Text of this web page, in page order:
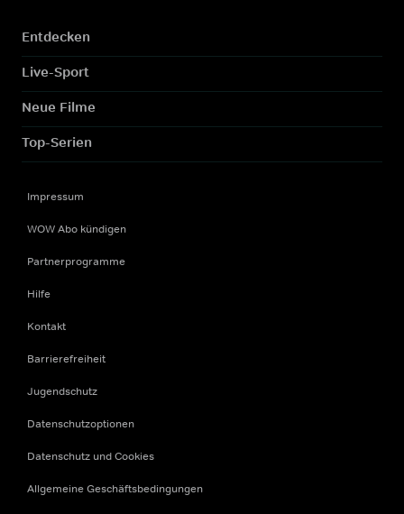
Entdecken
Live-Sport
Neue Filme
Top-Serien
Impressum
WOW Abo kündigen
Partnerprogramme
Hilfe
Kontakt
Barrierefreiheit
Jugendschutz
Datenschutzoptionen
Datenschutz und Cookies
Allgemeine Geschäftsbedingungen